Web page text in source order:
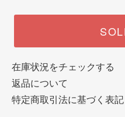
在庫状況をチェックする
返品について
特定商取引法に基づく表記